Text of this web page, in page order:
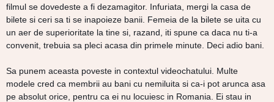
filmul se dovedeste a fi dezamagitor. Infuriata, mergi la casa de
bilete si ceri sa ti se inapoieze banii. Femeia de la bilete se uita cu
un aer de superioritate la tine si, razand, iti spune ca daca nu ti-a
convenit, trebuia sa pleci acasa din primele minute. Deci adio bani.
Sa punem aceasta poveste in contextul videochatului. Multe
modele cred ca membrii au bani cu nemiluita si ca-i pot arunca asa
pe absolut orice, pentru ca ei nu locuiesc in Romania. Ei stau in